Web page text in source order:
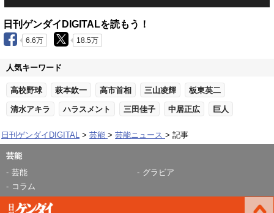
日刊ゲンダイDIGITALを読もう！
6.6万 18.5万
人気キーワード
高校野球 萩本欽一 高市首相 三山凌輝 板東英二
清水アキラ ハラスメント 三田佳子 中居正広 巨人
日刊ゲンダイDIGITAL 芸能 芸能ニュース 記事
芸能
芸能
グラビア
コラム